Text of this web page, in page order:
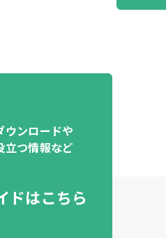
ウンロードや​
立つ情報など​
ドはこちら